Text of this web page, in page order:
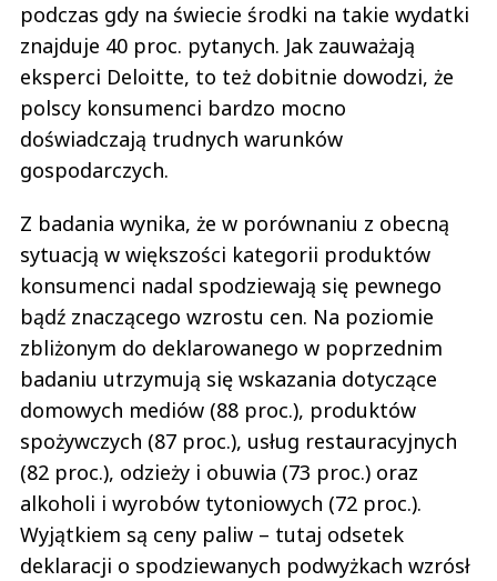
podczas gdy na świecie środki na takie wydatki
znajduje 40 proc. pytanych. Jak zauważają
eksperci Deloitte, to też dobitnie dowodzi, że
polscy konsumenci bardzo mocno
doświadczają trudnych warunków
gospodarczych.
Z badania wynika, że w porównaniu z obecną
sytuacją w większości kategorii produktów
konsumenci nadal spodziewają się pewnego
bądź znaczącego wzrostu cen. Na poziomie
zbliżonym do deklarowanego w poprzednim
badaniu utrzymują się wskazania dotyczące
domowych mediów (88 proc.), produktów
spożywczych (87 proc.), usług restauracyjnych
(82 proc.), odzieży i obuwia (73 proc.) oraz
alkoholi i wyrobów tytoniowych (72 proc.).
Wyjątkiem są ceny paliw – tutaj odsetek
deklaracji o spodziewanych podwyżkach wzrósł